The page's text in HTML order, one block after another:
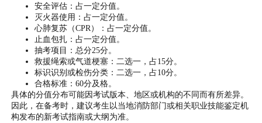
安全评估：占一定分值。
灭火器使用：占一定分值。
心肺复苏（CPR）：占一定分值。
止血包扎：占一定分值。
抽考项目：总分25分。
救援绳索或气道梗塞：二选一，占15分。
标识识别或检伤分类：二选一，占10分。
合格标准：60分及格。
具体的分值分布可能因考试版本、地区或机构的不同而有所差异。
因此，在备考时，建议考生以当地消防部门或相关职业技能鉴定机
构发布的新考试指南或大纲为准。